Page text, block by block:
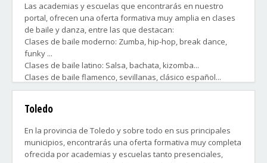
Las academias y escuelas que encontrarás en nuestro
portal, ofrecen una oferta formativa muy amplia en clases
de baile y danza, entre las que destacan:
Clases de baile moderno: Zumba, hip-hop, break dance,
funky ...
Clases de baile latino: Salsa, bachata, kizomba...
Clases de baile flamenco, sevillanas, clásico español...
Clases de baile para bodas, danza del vientre...
Preparación de Exámenes de acceso a conservatorios... y
Tanto para niveles básico, medio o avanzado y para niños,
o para adultos.
Toledo
En la provincia de Toledo y sobre todo en sus principales
municipios, encontrarás una oferta formativa muy completa
ofrecida por academias y escuelas tanto presenciales,